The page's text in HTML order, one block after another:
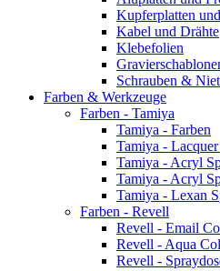
Kupferplatten
Kabel und Drähte
Klebefolien
Schrauben &
Farben & Werkzeuge
Farben - Tamiya
Tamiya - Farben
Tamiya -
Tamiya - Acryl
Tamiya - Acryl
Tamiya - Lexan
Farben - Revell
Revell - Email
Revell - Aqua
Revell -